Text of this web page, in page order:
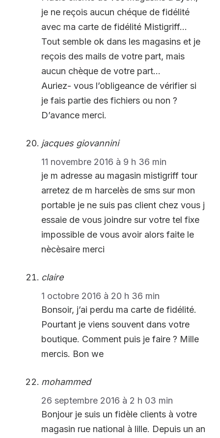
je ne reçois aucun chéque de fidélité
avec ma carte de fidélité Mistigriff…
Tout semble ok dans les magasins et je
reçois des mails de votre part, mais
aucun chèque de votre part…
Auriez- vous l’obligeance de vérifier si
je fais partie des fichiers ou non ?
D’avance merci.
jacques giovannini
11 novembre 2016 à 9 h 36 min
je m adresse au magasin mistigriff tour
arretez de m harcelès de sms sur mon
portable je ne suis pas client chez vous j
essaie de vous joindre sur votre tel fixe
impossible de vous avoir alors faite le
nècèsaire merci
claire
1 octobre 2016 à 20 h 36 min
Bonsoir, j’ai perdu ma carte de fidélité.
Pourtant je viens souvent dans votre
boutique. Comment puis je faire ? Mille
mercis. Bon we
mohammed
26 septembre 2016 à 2 h 03 min
Bonjour je suis un fidèle clients à votre
magasin rue national à lille. Depuis un an